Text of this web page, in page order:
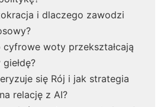
i dlaczego zawodzi
cyfrowe woty przekształcają
się Rój i jak strategia
relację z AI?